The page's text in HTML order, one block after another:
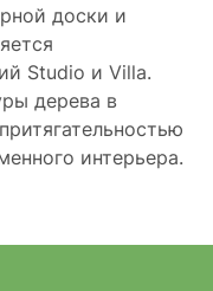
доски и
Studio и Villa.
дерева в
интерьера.